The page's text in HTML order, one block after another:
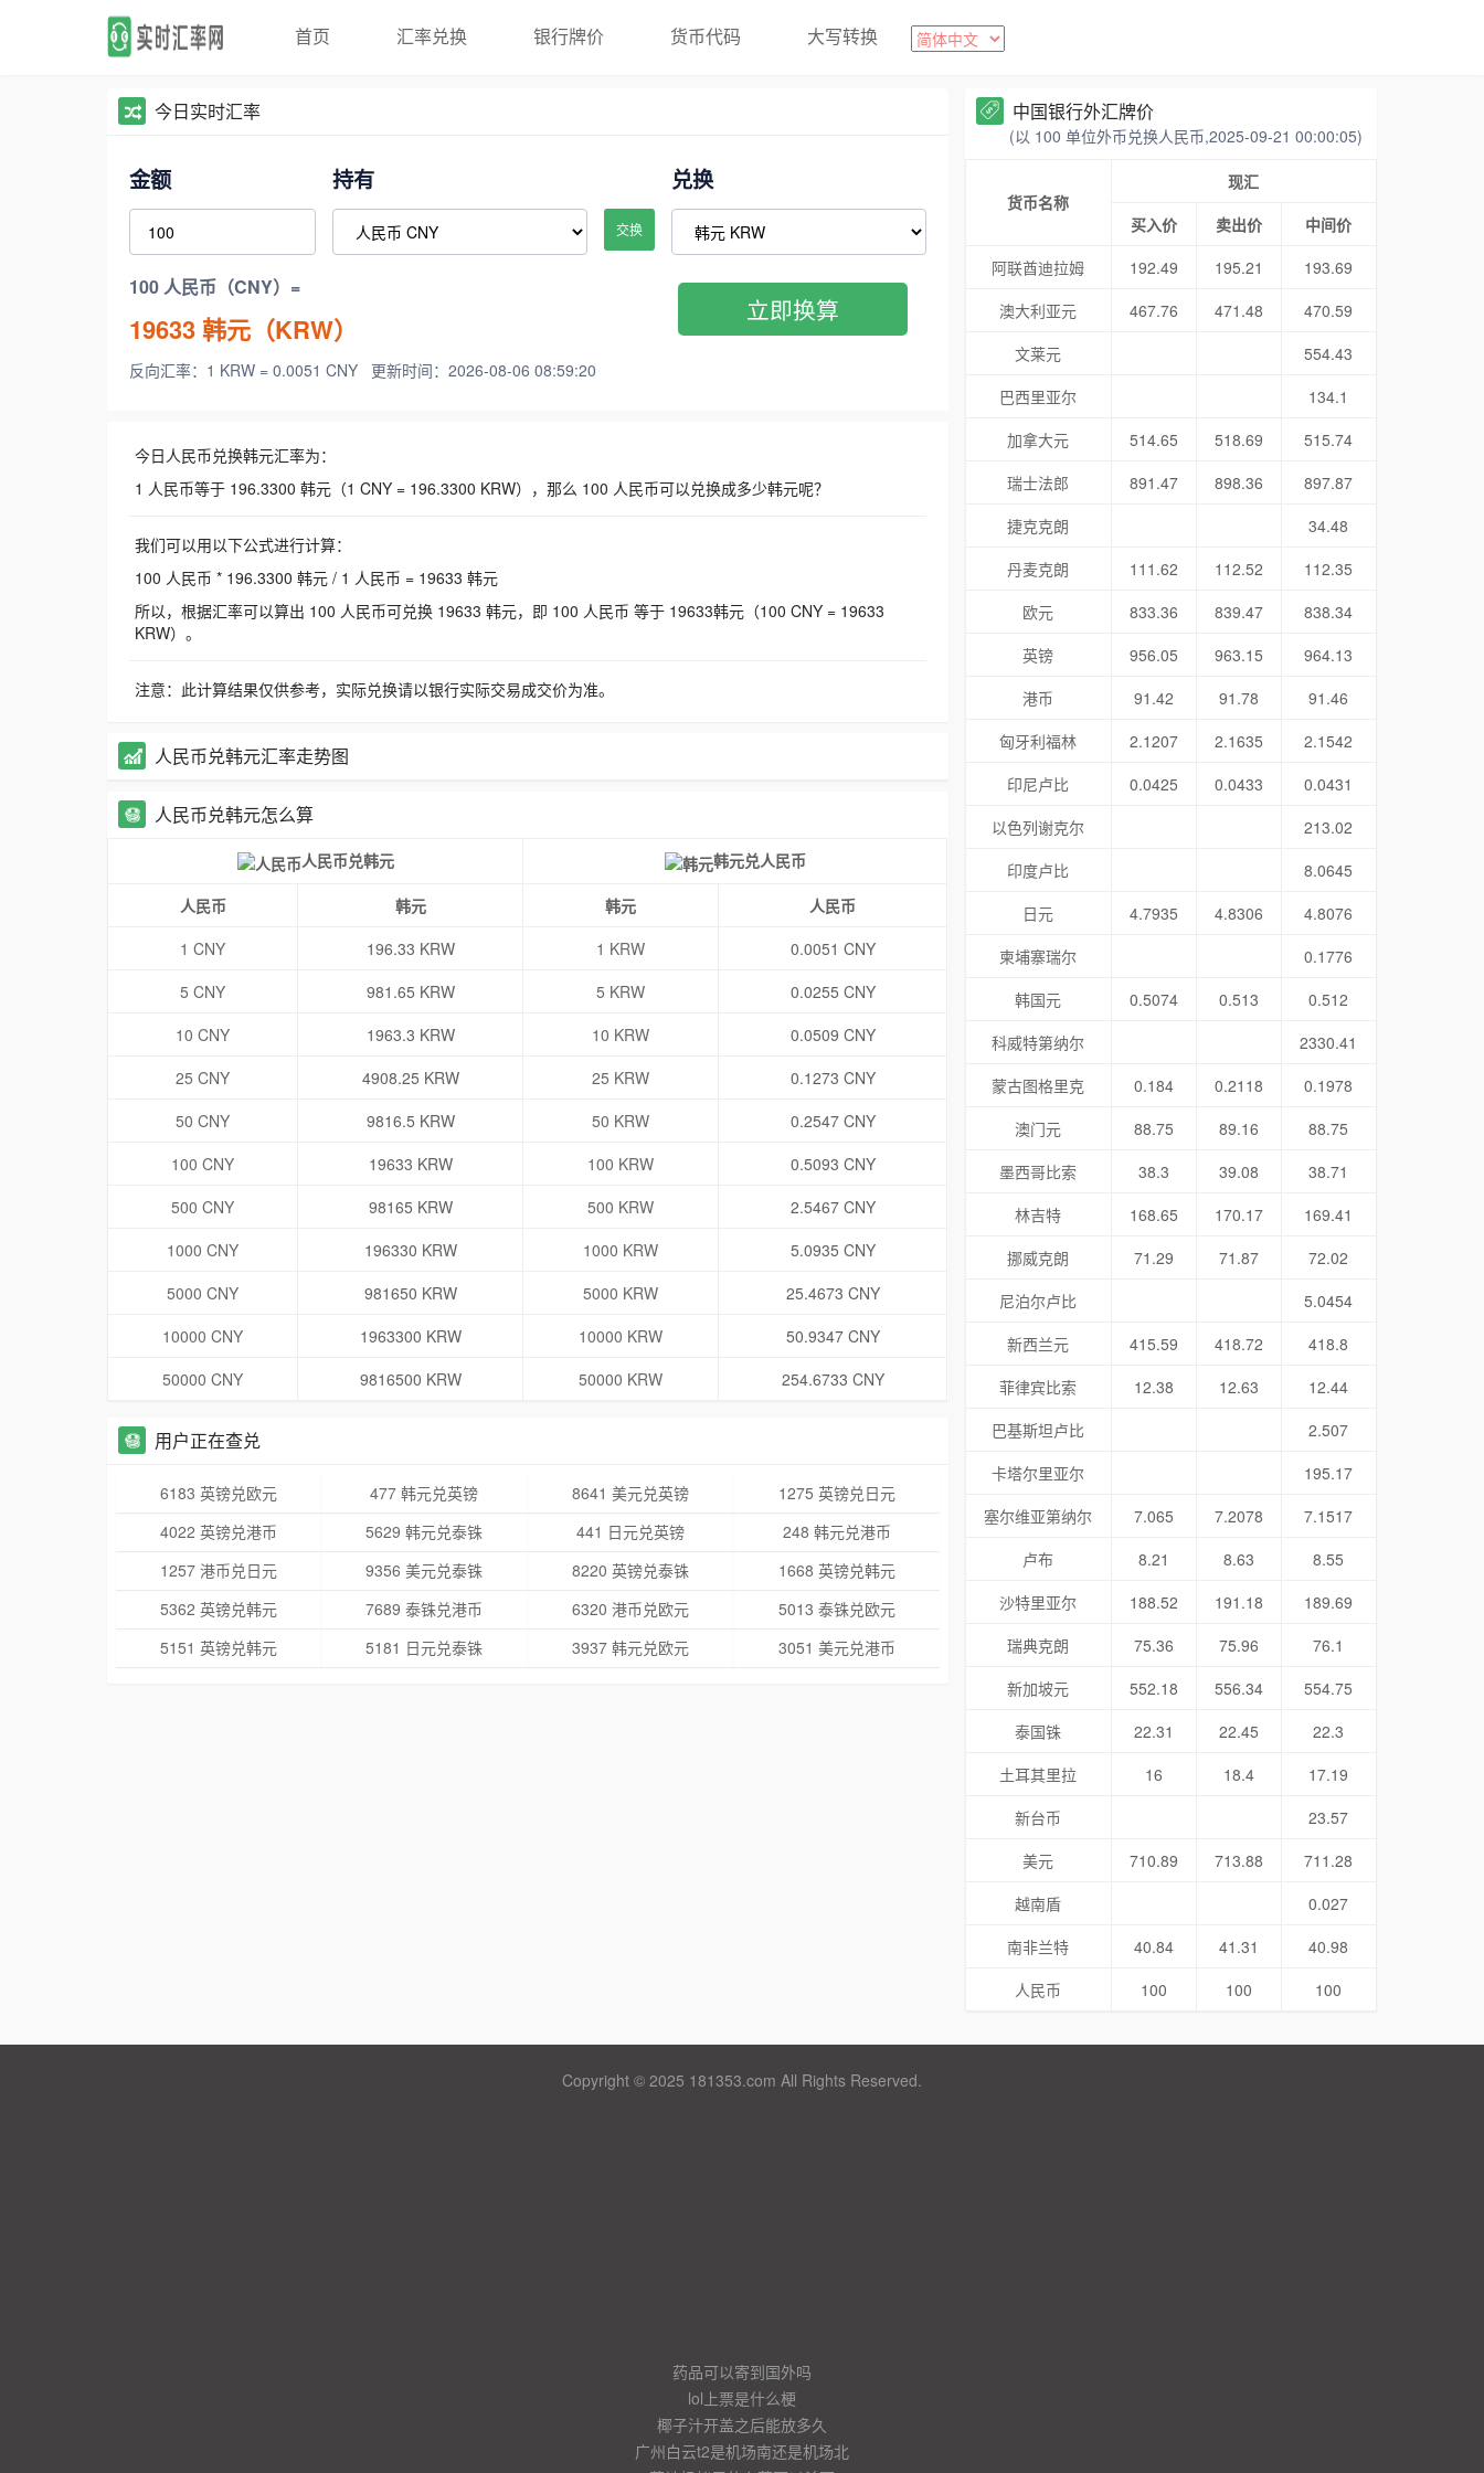
首页 汇率兑换 银行牌价 货币代码 大写转换
今日实时汇率
金额 持有
交换
兑换
100 人民币（CNY）=
19633韩元（KRW）
反向汇率：1 KRW = 0.0051 CNY 更新时间：2026-08-06 08:59:20
立即换算
今日人民币兑换韩元汇率为：
1 人民币等于 196.3300 韩元（1 CNY = 196.3300 KRW），那么 100 人民币可以兑换成多少韩元呢？
我们可以用以下公式进行计算：
100 人民币 * 196.3300 韩元 / 1 人民币 = 19633 韩元
所以，根据汇率可以算出 100 人民币可兑换 19633 韩元，即 100 人民币 等于 19633韩元（100 CNY = 19633
KRW）。
注意：此计算结果仅供参考，实际兑换请以银行实际交易成交价为准。
人民币兑韩元汇率走势图
人民币兑韩元怎么算
人民币兑韩元 韩元兑人民币
人民币 韩元 韩元
人民币
1 CNY
196.33 KRW 1 KRW
0.0051 CNY
5 CNY
981.65 KRW 5 KRW
0.0255 CNY
10 CNY
1963.3 KRW 10 KRW
0.0509 CNY
25 CNY
4908.25 KRW 25 KRW
0.1273 CNY
50 CNY
9816.5 KRW 50 KRW
0.2547 CNY
100 CNY
19633 KRW 100 KRW
0.5093 CNY
500 CNY
98165 KRW 500 KRW
2.5467 CNY
1000 CNY
196330 KRW 1000 KRW
5.0935 CNY
5000 CNY
981650 KRW 5000 KRW
25.4673 CNY
10000 CNY
1963300 KRW 10000 KRW
50.9347 CNY
50000 CNY
9816500 KRW 50000 KRW 254.6733 CNY
用户正在查兑
6183 英镑兑欧元 477 韩元兑英镑 8641 美元兑英镑
1275 英镑兑日元
4022 英镑兑港币
5629 韩元兑泰铢 441 日元兑英镑
248 韩元兑港币
1257 港币兑日元
9356 美元兑泰铢 8220 英镑兑泰铢
1668 英镑兑韩元
5362 英镑兑韩元
7689 泰铢兑港币 6320 港币兑欧元
5013 泰铢兑欧元
5151 英镑兑韩元
5181 日元兑泰铢 3937 韩元兑欧元 3051 美元兑港币
中国银行外汇牌价
(以 100 单位外币兑换人民币,2025-09-21 00:00:05)
货币名称
现汇
买入价
卖出价
中间价
阿联酋迪拉姆
192.49 195.21
193.69
澳大利亚元
467.76 471.48
470.59
文莱元
554.43
巴西里亚尔
134.1
加拿大元
514.65 518.69
515.74
瑞士法郎
891.47 898.36
897.87
捷克克朗
34.48
丹麦克朗
111.62 112.52
112.35
欧元
833.36 839.47
838.34
英镑
956.05 963.15
964.13
港币
91.42 91.78
91.46
匈牙利福林
2.1207 2.1635
2.1542
印尼卢比
0.0425 0.0433
0.0431
以色列谢克尔
213.02
印度卢比
8.0645
日元
4.7935 4.8306
4.8076
柬埔寨瑞尔
0.1776
韩国元
0.5074 0.513
0.512
科威特第纳尔
2330.41
蒙古图格里克
0.184 0.2118
0.1978
澳门元
88.75 89.16
88.75
墨西哥比索
38.3 39.08
38.71
林吉特
168.65 170.17
169.41
挪威克朗
71.29 71.87
72.02
尼泊尔卢比
5.0454
新西兰元
415.59 418.72
418.8
菲律宾比索
12.38 12.63
12.44
巴基斯坦卢比
2.507
卡塔尔里亚尔
195.17
塞尔维亚第纳尔
7.065 7.2078
7.1517
卢布
8.21 8.63
8.55
沙特里亚尔
188.52 191.18
189.69
瑞典克朗
75.36 75.96
76.1
新加坡元
552.18 556.34
554.75
泰国铢
22.31 22.45
22.3
土耳其里拉
16 18.4
17.19
新台币
23.57
美元
710.89 713.88
711.28
越南盾
0.027
南非兰特
40.84 41.31
40.98
人民币
100 100 100
Copyright © 2025 181353.com All Rights Reserved.
药品可以寄到国外吗
lol上票是什么梗
椰子汁开盖之后能放多久
广州白云t2是机场南还是机场北